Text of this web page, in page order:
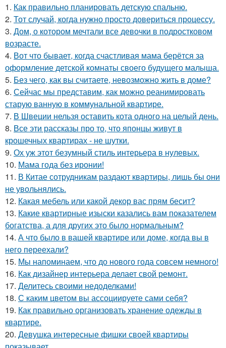
1. Как правильно планировать детскую спальню.
2. Тот случай, когда нужно просто довериться процессу.
3. Дом, о котором мечтали все девочки в подростковом
возрасте.
4. Вот что бывает, когда счастливая мама берётся за
оформление детской комнаты своего будущего малыша.
5. Без чего, как вы считаете, невозможно жить в доме?
6. Сейчас мы представим, как можно реанимировать
старую ванную в коммунальной квартире.
7. В Швеции нельзя оставить кота одного на целый день.
8. Все эти рассказы про то, что японцы живут в
крошечных квартирах - не шутки.
9. Ох уж этот безумный стиль интерьера в нулевых.
10. Мама года без иронии!
11. В Китае сотрудникам раздают квартиры, лишь бы они
не увольнялись.
12. Какая мебель или какой декор вас прям бесит?
13. Какие квартирные изыски казались вам показателем
богатства, а для других это было нормальным?
14. А что было в вашей квартире или доме, когда вы в
него переехали?
15. Мы напоминаем, что до нового года совсем немного!
16. Как дизайнер интерьера делает свой ремонт.
17. Делитесь своими недоделками!
18. С каким цветом вы ассоциируете сами себя?
19. Как правильно организовать хранение одежды в
квартире.
20. Девушка интересные фишки своей квартиры